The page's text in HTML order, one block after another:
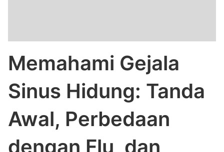
Memahami Gejala
Sinus Hidung: Tanda
Awal, Perbedaan
dengan Flu, dan